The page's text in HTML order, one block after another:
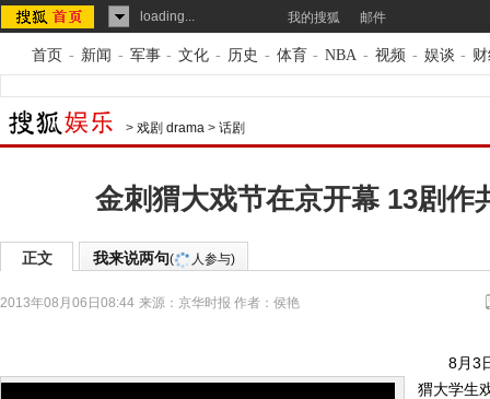
loading... 我的搜狐 邮件
首页 - 新闻 - 军事 - 文化 - 历史 - 体育 - NBA - 视频 - 娱谈 -
> 戏剧 drama > 话剧
金刺猬大戏节在京开幕 13剧作
正文 我来说两句( 人参与)
2013年08月06日08:44 来源： 京华时报 作者：侯艳
8月3日
猬大学生